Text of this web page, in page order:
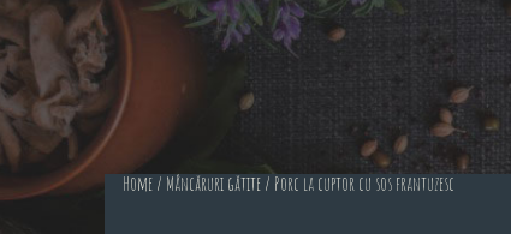
Home / Mâncăruri gătite / Porc la cuptor cu sos frantuzesc